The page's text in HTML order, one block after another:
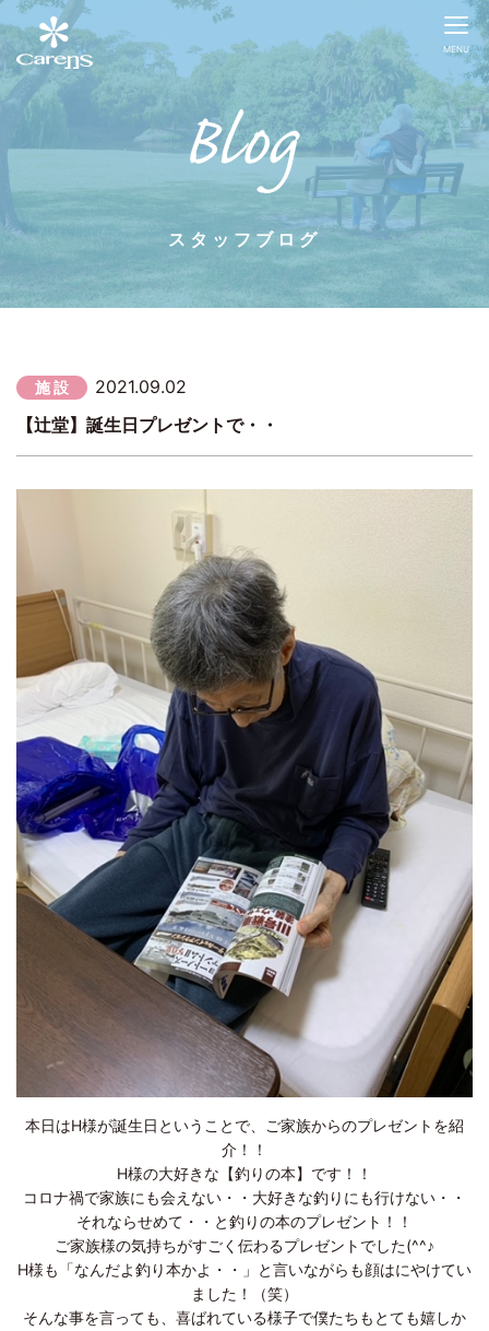
MENU
スタッフブログ
施 設
2021.09.02
【辻堂】誕生日プレゼントで・・
本日はH様が誕生日ということで、ご家族からのプレゼントを紹
介！！
H様の大好きな【釣りの本】です！！
コロナ禍で家族にも会えない・・大好きな釣りにも行けない・・
それならせめて・・と釣りの本のプレゼント！！
ご家族様の気持ちがすごく伝わるプレゼントでした(^^♪
H様も「なんだよ釣り本かよ・・」と言いながらも顔はにやけてい
ました！（笑）
そんな事を言っても、喜ばれている様子で僕たちもとても嬉しか